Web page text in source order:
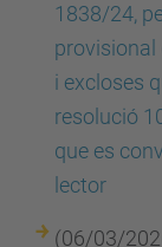
1838/24,
provisional
i excloses
resolució
que es
lector
(06/03/